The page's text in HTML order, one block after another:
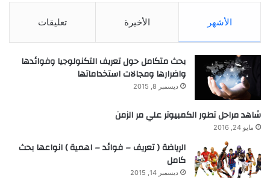
الأشهر الأخيرة تعليقات
بحث متكامل حول تعريف التكنولوجيا وفوائدها
واضرارها ومجالات استخداماتها
ديسمبر 8, 2015
شاهد مراحل تطور الكمبيوتر علي مر الزمن
مايو 24, 2016
الرياضة ( تعريف – فوائد – اهمية ) انواعها بحث
كامل
ديسمبر 14, 2015